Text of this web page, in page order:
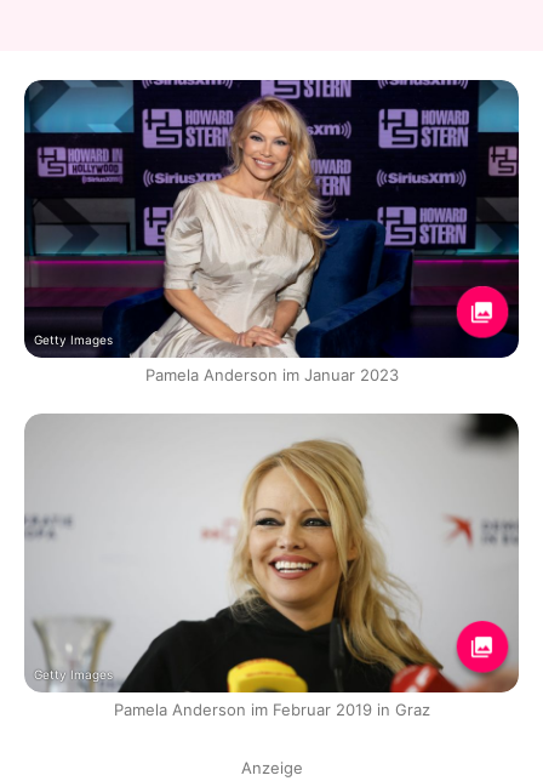
Getty Images
Pamela Anderson im Januar 2023
Getty Images
Pamela Anderson im Februar 2019 in Graz
Anzeige